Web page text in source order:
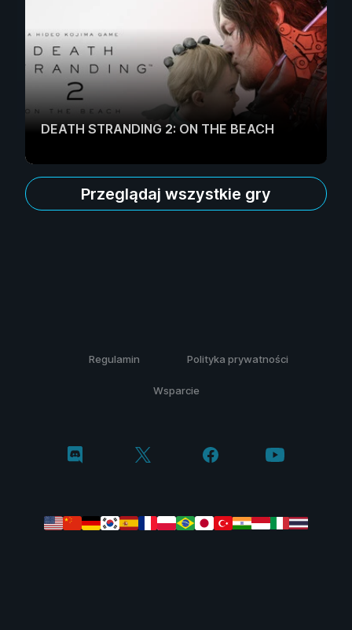
DEATH STRANDING 2: ON THE BEACH
Przeglądaj wszystkie gry
Regulamin Polityka prywatności
Wsparcie